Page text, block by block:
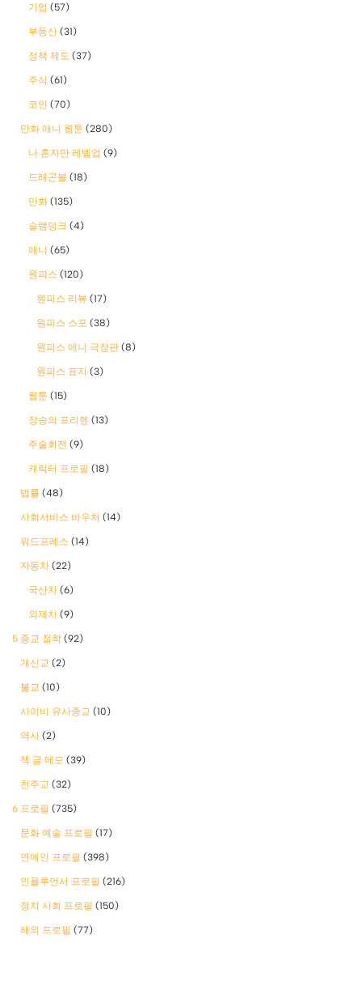
기업 (57)
부동산 (31)
정책 제도 (37)
주식 (61)
코인 (70)
만화 애니 웹툰 (280)
나 혼자만 레벨업 (9)
드래곤볼 (18)
만화 (135)
슬램덩크 (4)
애니 (65)
원피스 (120)
원피스 리뷰 (17)
원피스 스포 (38)
원피스 애니 극장판 (8)
원피스 표지 (3)
웹툰 (15)
장송의 프리렌 (13)
주술회전 (9)
캐릭터 프로필 (18)
법률 (48)
사회서비스 바우처 (14)
워드프레스 (14)
자동차 (22)
국산차 (6)
외제차 (9)
5 종교 철학 (92)
개신교 (2)
불교 (10)
사이비 유사종교 (10)
역사 (2)
책 글 메모 (39)
천주교 (32)
6 프로필 (735)
문화 예술 프로필 (17)
연예인 프로필 (398)
인플루언서 프로필 (216)
정치 사회 프로필 (150)
해외 프로필 (77)